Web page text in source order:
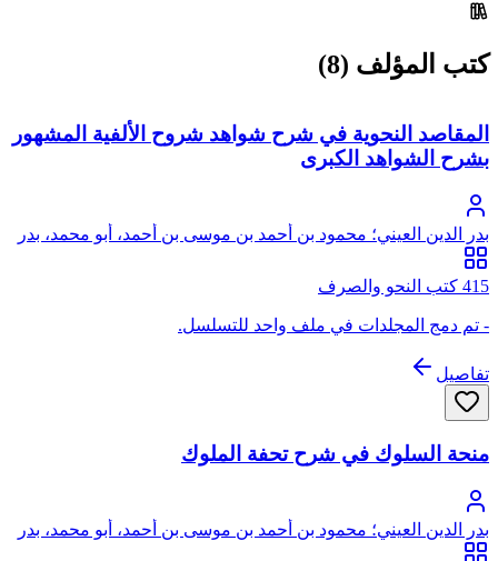
كتب المؤلف (8)
المقاصد النحوية في شرح شواهد شروح الألفية المشهور
بشرح الشواهد الكبرى
بدر الدين العيني؛ محمود بن أحمد بن موسى بن أحمد، أبو محمد، بدر
الدين العيني الحنفي
415 كتب النحو والصرف
- تم دمج المجلدات في ملف واحد للتسلسل.
تفاصيل
منحة السلوك في شرح تحفة الملوك
بدر الدين العيني؛ محمود بن أحمد بن موسى بن أحمد، أبو محمد، بدر
الدين العيني الحنفي